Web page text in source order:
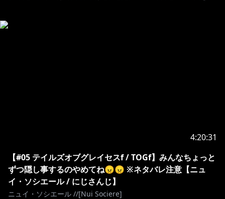
4:20:31
【#05 テイルズオブグレイセスf / TOGf】みんなちょっと
ずつ隠し事するのやめてね😠😠 ※ネタバレ注意【ニュ
イ・ソシエール / にじさんじ】
ニュイ・ソシエール //[Nui Sociere]